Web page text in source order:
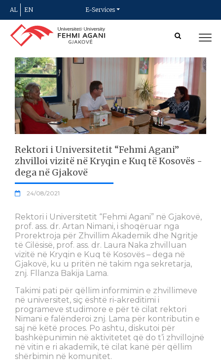
AL EN E-Services
Rektori i Universitetit “Fehmi Agani”
zhvilloi vizitë në Kryqin e Kuq të Kosovës -
dega në Gjakovë
24/08/2021
Rektori i Universitetit “Fehmi Agani” në Gjakovë,
prof. ass. dr. Artan Nimani, i shoqëruar nga
Prorektroja për Zhvillim Akademik dhe Ngritje
të Cilësisë, prof. ass. dr. Laura Naka zhvilluan
vizitë në Kryqin e Kuq të Kosovës – dega në
Gjakovë, ku u pritën në takim nga sekretarja,
znj. Fllanza Bakija Lama.
Takimi pati për qëllim informimin e zhvillimeve
në universitet, siç është ri-akreditimi i
programeve studimore e për të cilat rektori
Nimani e falënderoi znj. Lama për kontributin e
saj në këtë proces. Po ashtu, diskutoi për
bashkëpunimin në aktivitetet që do t’i zhvillojnë
në vitin e ri akademik, të cilat kanë për qëllim
shërbimin në komunitet.